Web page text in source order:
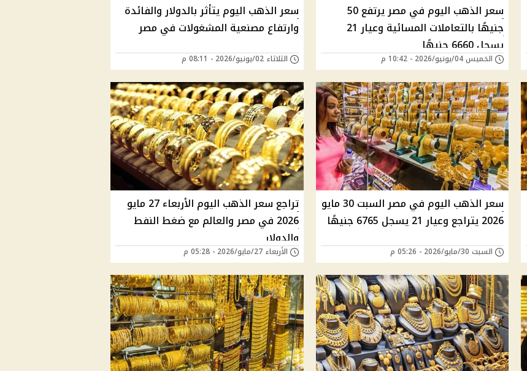
سعر الذهب اليوم في مصر يرتفع 50
جنيهًا بالتعاملات المسائية وعيار 21
يسجل 6660 جنيهًا
الخميس 04/يونيو/2026 - 10:42 م
سعر الذهب اليوم يتأثر بالدولار والفائدة
وارتفاع مصنعية المشغولات في مصر
الثلاثاء 02/يونيو/2026 - 08:11 م
سعر الذهب اليوم في مصر السبت 30 مايو
2026 يتراجع وعيار 21 يسجل 6765 جنيهًا
السبت 30/مايو/2026 - 05:26 م
تراجع سعر الذهب اليوم الأربعاء 27 مايو
2026 في مصر والعالم مع ضغط النفط
والدولار
الأربعاء 27/مايو/2026 - 05:28 م